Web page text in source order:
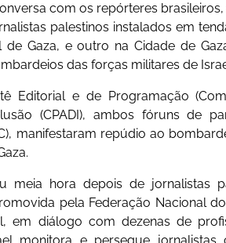
com os repórteres
palestinos instalados em
de Gaza, e outro na Cidade de
das forças militares de
Editorial e de Programação
(CPADI), ambos fóruns de
manifestaram repúdio ao
meia hora depois de jornalistas
pela Federação Nacional
em diálogo com dezenas de